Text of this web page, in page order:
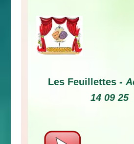
Les Feuillettes -
14 09 25